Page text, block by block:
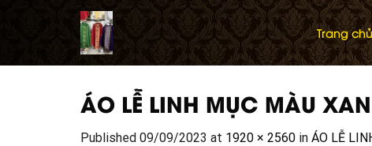
Trang
ÁO LỄ LINH MỤC MÀU
Published 09/09/2023 at 1920 × 2560 in ÁO LỄ